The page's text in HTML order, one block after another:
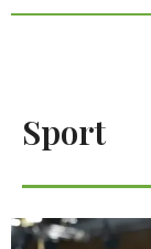
Sport